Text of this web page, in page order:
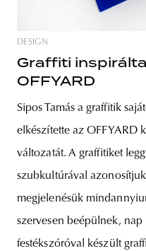
DESIGN
Graffiti
OFFYARD
Sipos Tamás a graffitik
elkészítette az OFFYARD
változatát. A graffitiket
szubkultúrával
megjelenésük
szervesen beépülnek,
festékszóróval készült